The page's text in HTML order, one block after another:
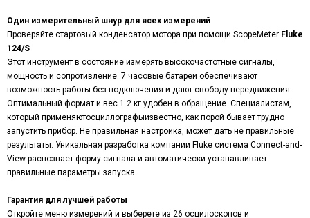
Один измерительный шнур для всех измерений
Проверяйте стартовый конденсатор мотора при помощи ScopeMeter Fluke
124/S
Этот инструмент в состояние измерять высокочастотные сигналы,
мощность и сопротивление. 7 часовые батареи обеспечивают
возможность работы без подключения и дают свободу передвижения.
Оптимальный формат и вес 1.2 кг удобен в обращение. Специалистам,
который применяютосциллографыизвестно, как порой бывает трудно
запустить прибор. Не правильная настройка, может дать не правильные
результаты. Уникальная разработка компании Fluke система Connect-and-
View распознает форму сигнала и автоматически устанавливает
правильные параметры запуска.
Гарантия для лучшей работы
Откройте меню измерений и выберете из 26 осцилоскопов и